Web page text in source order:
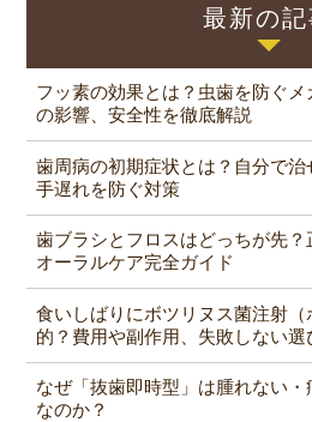
最新の記
フッ素の効果とは？虫歯を防ぐ
の影響、安全性を徹底解説
歯周病の初期症状とは？自分で治
手遅れを防ぐ対策
歯ブラシとフロスはどっちが先？
オーラルケア完全ガイド
食いしばりにボツリヌス菌注射
的？費用や副作用、失敗しない選
なぜ「抜歯即時型」は腫れない・
なのか？